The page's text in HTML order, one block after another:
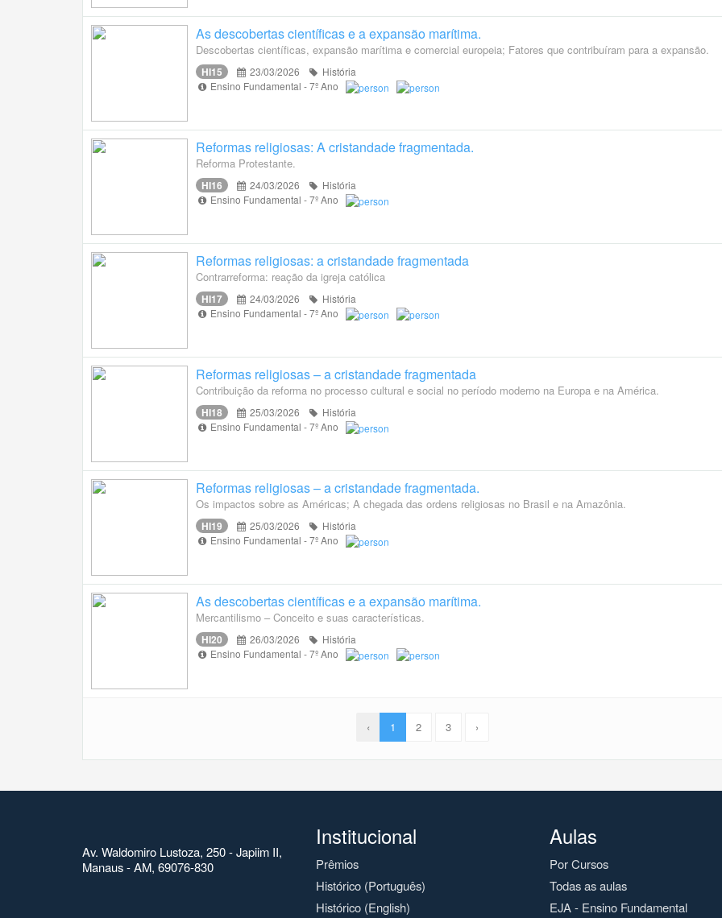
As descobertas científicas e a expansão marítima.
Descobertas científicas, expansão marítima e comercial europeia; Fatores que contribuíram para a expansão.
HI15 23/03/2026
História
Ensino Fundamental - 7º Ano
Reformas religiosas: A cristandade fragmentada.
Reforma Protestante.
HI16 24/03/2026
História
Ensino Fundamental - 7º Ano
Reformas religiosas: a cristandade fragmentada
Contrarreforma: reação da igreja católica
HI17 24/03/2026
História
Ensino Fundamental - 7º Ano
Reformas religiosas – a cristandade fragmentada
Contribuição da reforma no processo cultural e social no período moderno na Europa e na América.
HI18 25/03/2026
História
Ensino Fundamental - 7º Ano
Reformas religiosas – a cristandade fragmentada.
Os impactos sobre as Américas; A chegada das ordens religiosas no Brasil e na Amazônia.
HI19 25/03/2026
História
Ensino Fundamental - 7º Ano
As descobertas científicas e a expansão marítima.
Mercantilismo – Conceito e suas características.
HI20 26/03/2026
História
Ensino Fundamental - 7º Ano
‹ 1 2 3 ›
Av. Waldomiro Lustoza, 250 - Japiim II,
Manaus - AM, 69076-830
Institucional
Prêmios
Histórico (Português)
Histórico (English)
Aulas
Por Cursos
Todas as aulas
EJA - Ensino Fundamental